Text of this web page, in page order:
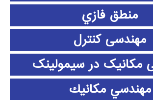
منطق فازي
مهندسی کنترل
مکانیک در سیمولینک
مهندسي مكانيك